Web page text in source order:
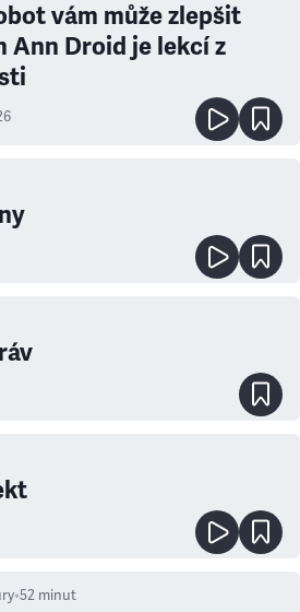
vám může zlepšit
Ann Droid je lekcí z
•52 minut